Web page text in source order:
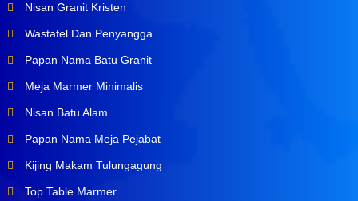
Nisan Granit Kristen
Wastafel Dan Penyangga
Papan Nama Batu Granit
Meja Marmer Minimalis
Nisan Batu Alam
Papan Nama Meja Pejabat
Kijing Makam Tulungagung
Top Table Marmer